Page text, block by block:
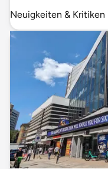
Neuigkeiten & Kritiken